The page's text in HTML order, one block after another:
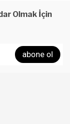
Olmak İçin
abone ol